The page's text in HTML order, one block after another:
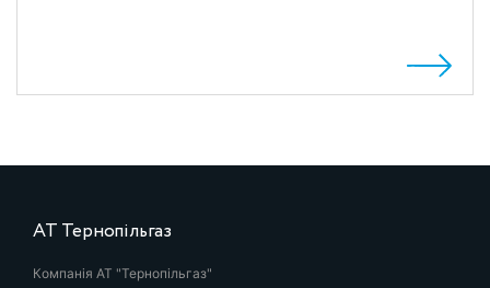
АТ Тернопільгаз
Компанія АТ "Тернопільгаз"